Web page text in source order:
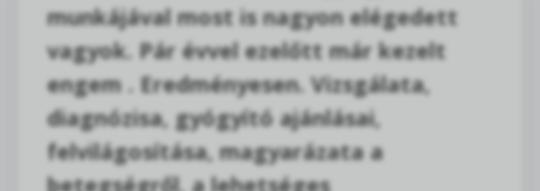
munkájával most is nagyon elégedett
vagyok. Pár évvel ezelőtt már kezelt
engem . Eredményesen. Vizsgálata,
diagnózisa, gyógyító ajánlásai,
felvilágosítása, magyarázata a